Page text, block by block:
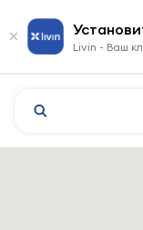
Livin - Ваш